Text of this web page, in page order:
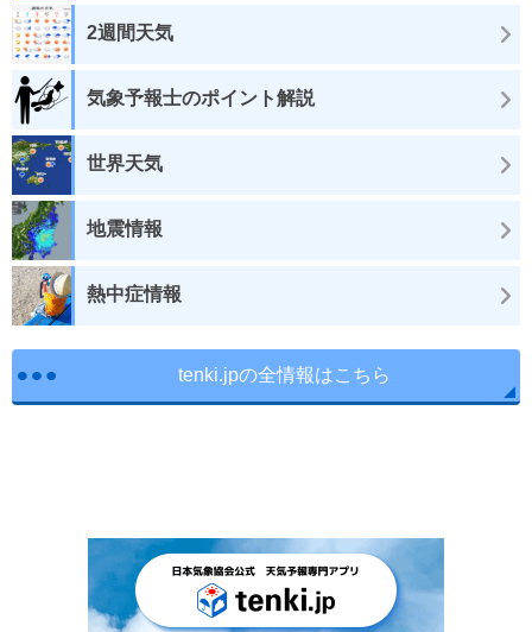
2週間天気
気象予報士のポイント解説
世界天気
地震情報
熱中症情報
tenki.jpの全情報はこちら